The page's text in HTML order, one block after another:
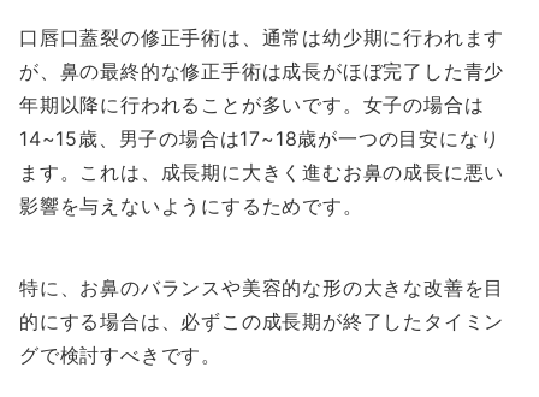
口唇口蓋裂の修正手術は、通常は幼少期に行われます
が、鼻の最終的な修正手術は成長がほぼ完了した青少
年期以降に行われることが多いです。女子の場合は
14~15歳、男子の場合は17~18歳が一つの目安になり
ます。これは、成長期に大きく進むお鼻の成長に悪い
影響を与えないようにするためです。
特に、お鼻のバランスや美容的な形の大きな改善を目
的にする場合は、必ずこの成長期が終了したタイミン
グで検討すべきです。